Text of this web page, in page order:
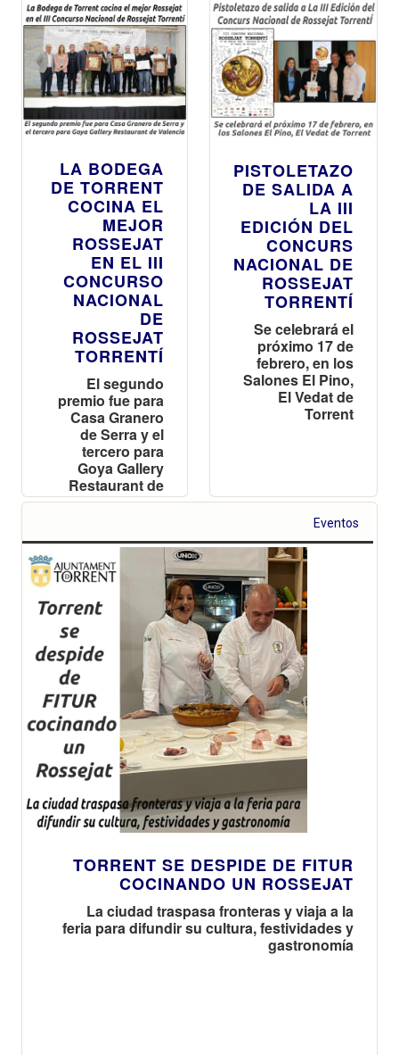
LA BODEGA
DE TORRENT
COCINA EL
MEJOR
ROSSEJAT
EN EL III
CONCURSO
NACIONAL
DE
ROSSEJAT
TORRENTÍ
El segundo
premio fue para
Casa Granero
de Serra y el
tercero para
Goya Gallery
Restaurant de
Valencia
PISTOLETAZO
DE SALIDA A
LA III
EDICIÓN DEL
CONCURS
NACIONAL DE
ROSSEJAT
TORRENTÍ
Se celebrará el
próximo 17 de
febrero, en los
Salones El Pino,
El Vedat de
Torrent
Eventos
TORRENT SE DESPIDE DE FITUR
COCINANDO UN ROSSEJAT
La ciudad traspasa fronteras y viaja a la
feria para difundir su cultura, festividades y
gastronomía